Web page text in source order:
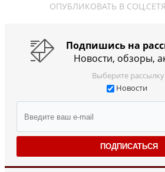
ОПУБЛИКОВАТЬ В
Подпишись на
Новости, обзоры,
Выберите
Новости
ПОДПИСАТЬСЯ